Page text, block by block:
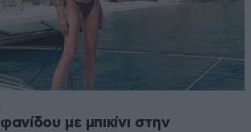
με μπικίνι στην